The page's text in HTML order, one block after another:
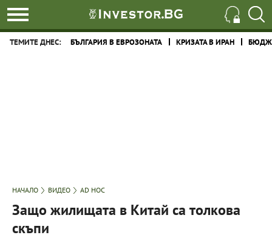
ТЕМИТЕ ДНЕС: БЪЛГАРИЯ В ЕВРОЗОНАТА КРИЗАТА В ИРАН
НАЧАЛО ВИДЕО AD HOC
Защо жилищата в Китай са толкова
скъпи